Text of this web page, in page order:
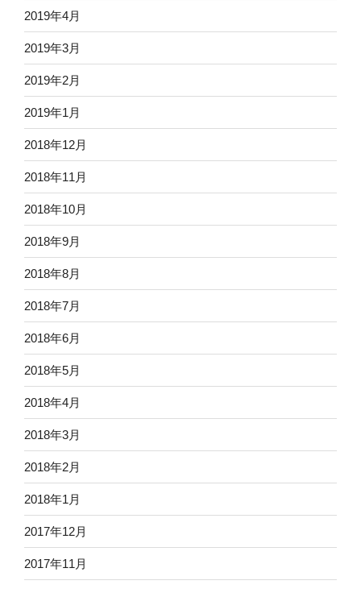
2019年4月
2019年3月
2019年2月
2019年1月
2018年12月
2018年11月
2018年10月
2018年9月
2018年8月
2018年7月
2018年6月
2018年5月
2018年4月
2018年3月
2018年2月
2018年1月
2017年12月
2017年11月